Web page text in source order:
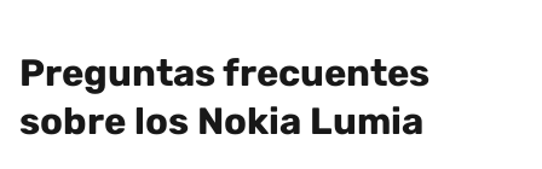
Preguntas frecuentes
sobre los Nokia Lumia